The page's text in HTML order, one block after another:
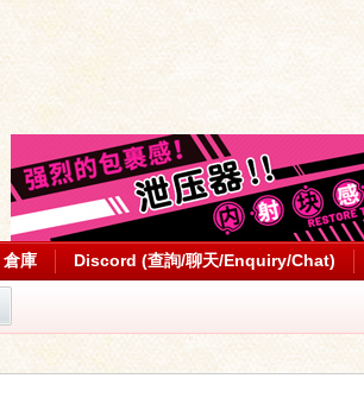
倉庫 Discord (查詢/聊天/Enquiry/Chat)